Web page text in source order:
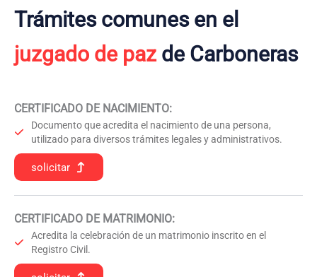
Trámites comunes en el
juzgado de pazde Carboneras
CERTIFICADO DE NACIMIENTO:
Documento que acredita el nacimiento de una persona,
utilizado para diversos trámites legales y administrativos.
solicitar
CERTIFICADO DE MATRIMONIO:
Acredita la celebración de un matrimonio inscrito en el
Registro Civil.